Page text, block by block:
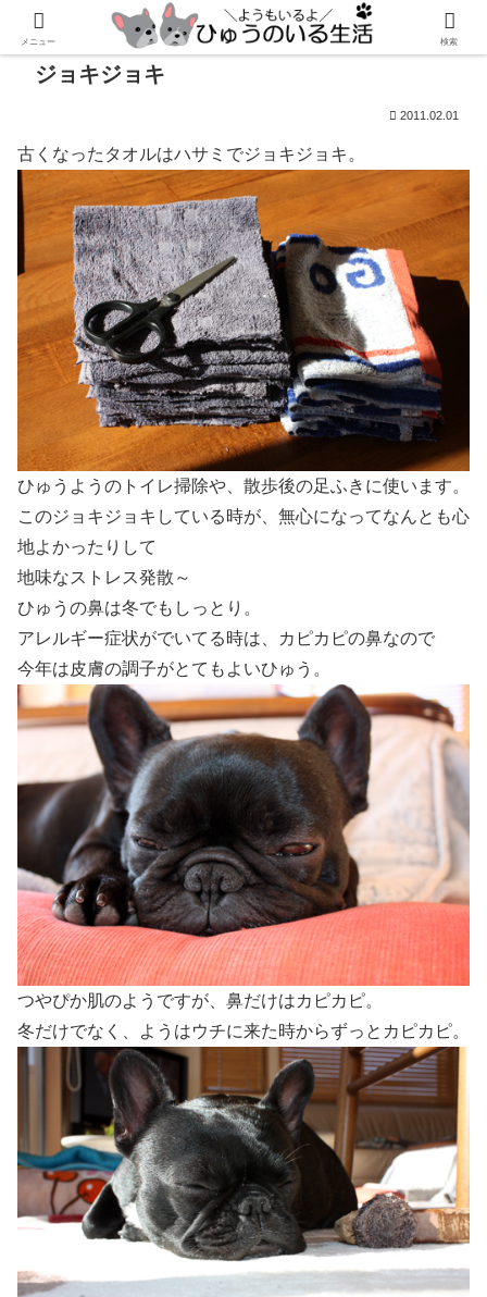
ジョキジョキ
2011.02.01
古くなったタオルはハサミでジョキジョキ。
ひゅうようのトイレ掃除や、散歩後の足ふきに使います。
このジョキジョキしている時が、無心になってなんとも心
地よかったりして
地味なストレス発散～
ひゅうの鼻は冬でもしっとり。
アレルギー症状がでいてる時は、カピカピの鼻なので
今年は皮膚の調子がとてもよいひゅう。
つやぴか肌のようですが、鼻だけはカピカピ。
冬だけでなく、ようはウチに来た時からずっとカピカピ。
メニュー 検索